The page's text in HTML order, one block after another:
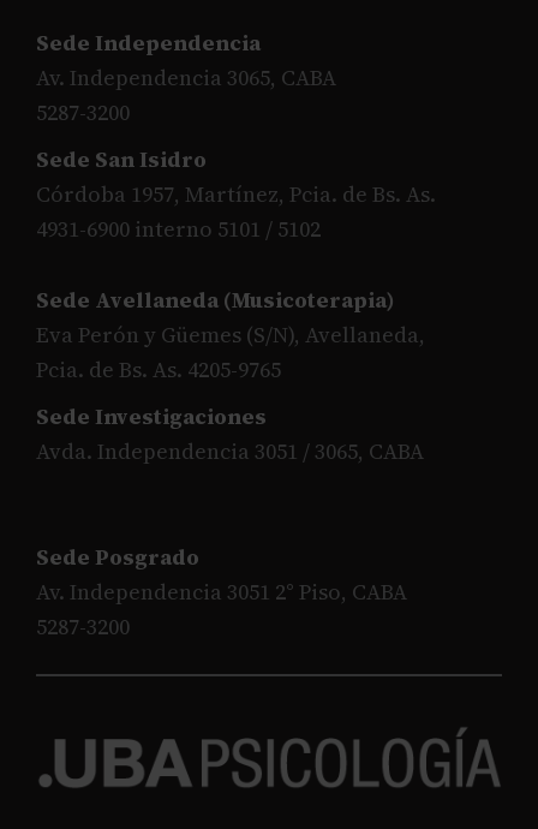
Sede Independencia
Av. Independencia 3065, CABA
5287-3200
Sede San Isidro
Córdoba 1957, Martínez, Pcia. de Bs. As.
4931-6900 interno 5101 / 5102
Sede Avellaneda (Musicoterapia)
Eva Perón y Güemes (S/N), Avellaneda,
Pcia. de Bs. As. 4205-9765
Sede Investigaciones
Avda. Independencia 3051 / 3065, CABA
Sede Posgrado
Av. Independencia 3051 2° Piso, CABA
5287-3200